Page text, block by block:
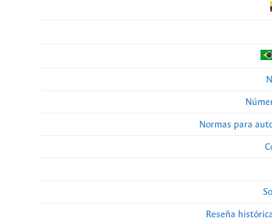
Normas para
Reseña